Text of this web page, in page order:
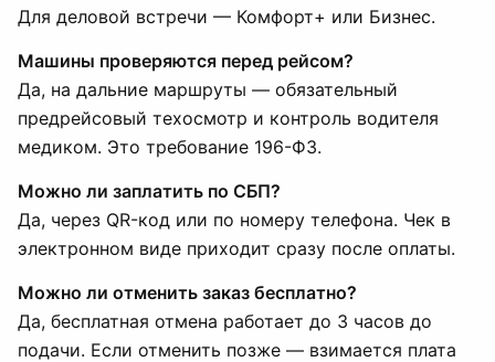
Для деловой встречи — Комфорт+ или Бизнес.
Машины проверяются перед рейсом?
Да, на дальние маршруты — обязательный
предрейсовый техосмотр и контроль водителя
медиком. Это требование 196-ФЗ.
Можно ли заплатить по СБП?
Да, через QR-код или по номеру телефона. Чек в
электронном виде приходит сразу после оплаты.
Можно ли отменить заказ бесплатно?
Да, бесплатная отмена работает до 3 часов до
подачи. Если отменить позже — взимается плата